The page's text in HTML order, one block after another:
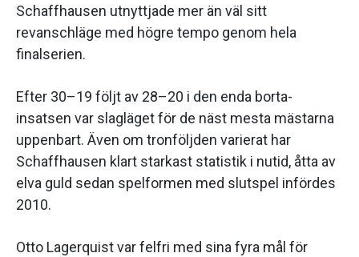
Schaffhausen utnyttjade mer än väl sitt
revanschläge med högre tempo genom hela
finalserien.
Efter 30–19 följt av 28–20 i den enda borta-
insatsen var slagläget för de näst mesta mästarna
uppenbart. Även om tronföljden varierat har
Schaffhausen klart starkast statistik i nutid, åtta av
elva guld sedan spelformen med slutspel infördes
2010.
Otto Lagerquist var felfri med sina fyra mål för